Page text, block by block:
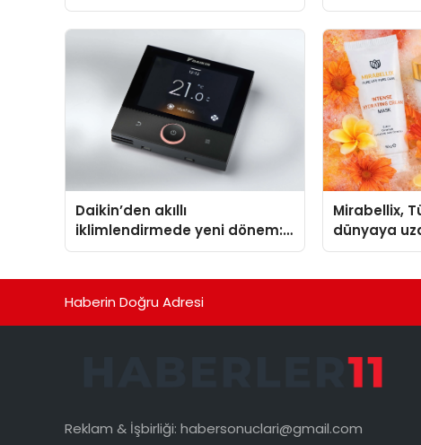
Isıtma
TSSA
Aldı
Daikin’den akıllı
iklimlendirmede yeni dönem:
Madoka Plus Türkiye’de
Mirabellix,
dünyaya
büyümesini
Haberin Doğru Adresi
Reklam & İşbirliği: habersonuclari@gmail.com